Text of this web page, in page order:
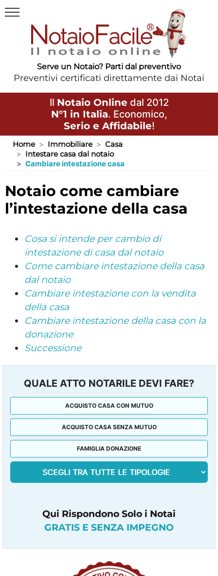
Serve un Notaio? Parti dal preventivo
Preventivi certificati direttamente dai Notai
Il Notaio Online dal 2012
N°1 in Italia. Economico,
Serio e Affidabile!
Home Immobiliare
Casa
Intestare casa dal notaio
Cambiare intestazione casa
notaio come cambiare
l’intestazione della casa
Cosa si intende per cambio di
intestazione di casa dal notaio
Come cambiare intestazione della casa
dal notaio
Cambiare intestazione con la vendita
della casa
Cambiare intestazione della casa con la
donazione
Successione
QUALE ATTO NOTARILE DEVI FARE?
ACQUISTO CASA CON MUTUO
ACQUISTO CASA SENZA MUTUO
FAMIGLIA DONAZIONE
Qui Rispondono Solo i Notai
GRATIS E SENZA IMPEGNO